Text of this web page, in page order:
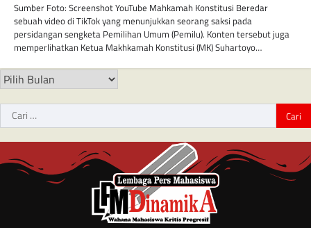
Sumber Foto: Screenshot YouTube Mahkamah Konstitusi Beredar
sebuah video di TikTok yang menunjukkan seorang saksi pada
persidangan sengketa Pemilihan Umum (Pemilu). Konten tersebut juga
memperlihatkan Ketua Makhkamah Konstitusi (MK) Suhartoyo…